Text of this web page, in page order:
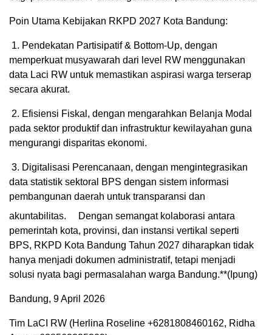
Poin Utama Kebijakan RKPD 2027 Kota Bandung:
1. Pendekatan Partisipatif & Bottom-Up, dengan
memperkuat musyawarah dari level RW menggunakan
data Laci RW untuk memastikan aspirasi warga terserap
secara akurat.
2. Efisiensi Fiskal, dengan mengarahkan Belanja Modal
pada sektor produktif dan infrastruktur kewilayahan guna
mengurangi disparitas ekonomi.
3. Digitalisasi Perencanaan, dengan mengintegrasikan
data statistik sektoral BPS dengan sistem informasi
pembangunan daerah untuk transparansi dan
akuntabilitas.
Dengan semangat kolaborasi antara
pemerintah kota, provinsi, dan instansi vertikal seperti
BPS, RKPD Kota Bandung Tahun 2027 diharapkan tidak
hanya menjadi dokumen administratif, tetapi menjadi
solusi nyata bagi permasalahan warga Bandung.**(Ipung)
Bandung, 9 April 2026
Tim LaCI RW (Herlina Roseline +6281808460162, Ridha